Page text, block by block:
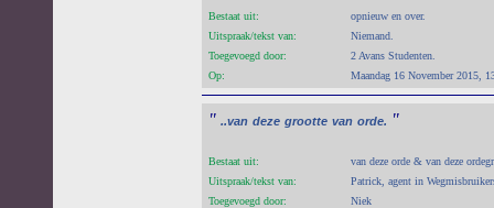
Bestaat uit:
opnieuw en over.
Uitspraak/tekst van:
Niemand.
Toegevoegd door:
2 Avans Studenten.
Op:
Maandag 16 November 2015,
" ..van deze grootte van orde. "
Bestaat uit:
van deze orde & van deze
Uitspraak/tekst van:
Patrick, agent in
Toegevoegd door:
Niek